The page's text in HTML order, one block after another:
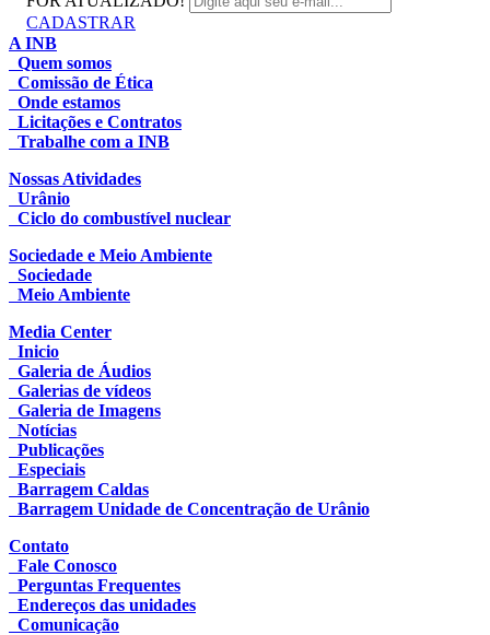
CADASTRAR
A INB
Quem somos
Comissão de Ética
Onde estamos
Licitações e Contratos
Trabalhe com a INB
Nossas Atividades
Urânio
Ciclo do combustível nuclear
Sociedade e Meio Ambiente
Sociedade
Meio Ambiente
Media Center
Inicio
Galeria de Áudios
Galerias de vídeos
Galeria de Imagens
Notícias
Publicações
Especiais
Barragem Caldas
Barragem Unidade de Concentração de Urânio
Contato
Fale Conosco
Perguntas Frequentes
Endereços das unidades
Comunicação